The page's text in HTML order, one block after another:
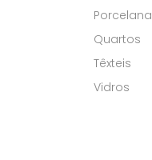
Porcelana
Quartos
Têxteis
Vidros